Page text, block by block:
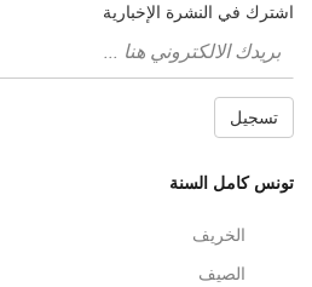
اشترك في النشرة الإخبارية
تسجيل
تونس كامل السنة
الخريف
الصيف